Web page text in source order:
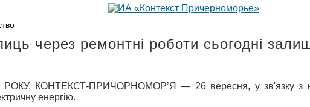
через ремонтні роботи сьогодні
КОНТЕКСТ-ПРИЧОРНОМОР’Я — 26 вересня, у зв'язку з
енергію.